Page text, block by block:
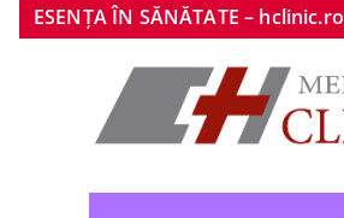
ESENȚA ÎN SĂNĂTATE – hclinic.ro